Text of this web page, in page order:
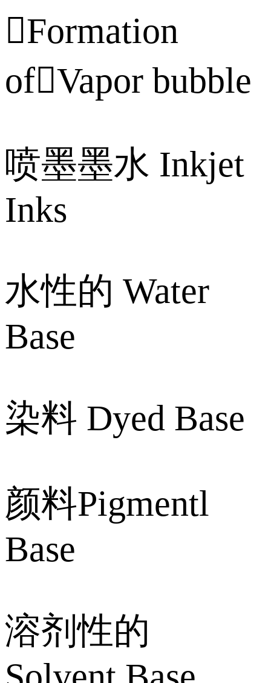
Formation
ofVapor bubble
喷墨墨水 Inkjet
Inks
水性的 Water
Base
染料 Dyed Base
颜料Pigmentl
Base
溶剂性的